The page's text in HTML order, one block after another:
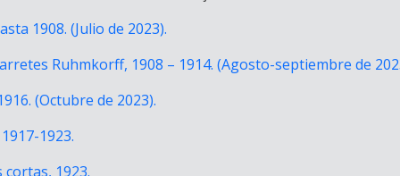
1908. (Julio de 2023).
Ruhmkorff, 1908 – 1914. (Agosto-septiembre de
(Octubre de 2023).
1923.
cortas, 1923.